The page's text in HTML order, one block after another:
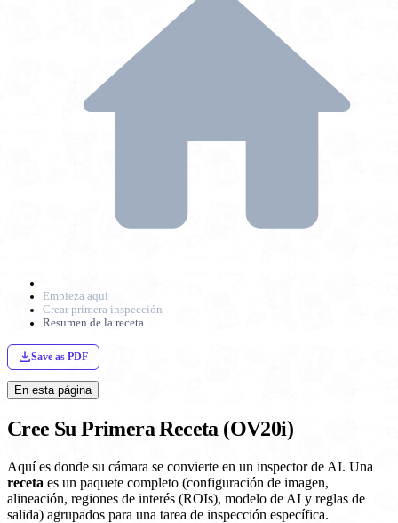
Empieza aquí
Crear primera inspección
Resumen de la receta
Save as PDF
En esta página
Cree Su Primera Receta (OV20i)
Aquí es donde su cámara se convierte en un inspector de AI. Una
receta es un paquete completo (configuración de imagen,
alineación, regiones de interés (ROIs), modelo de AI y reglas de
salida) agrupados para una tarea de inspección específica.